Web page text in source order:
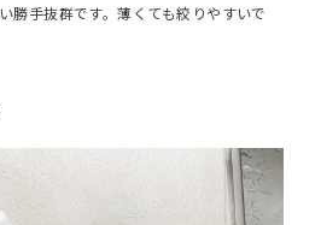
勝手抜群です。薄くても絞りやすいで